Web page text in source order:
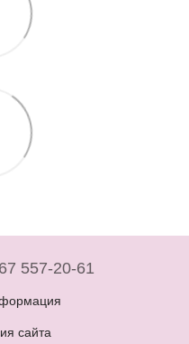
557-20-61
сайта